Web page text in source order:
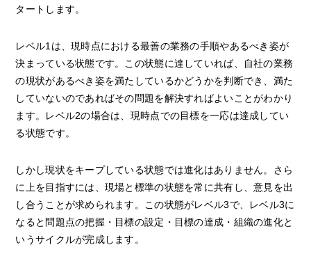
タートします。
レベル1は、現時点における最善の業務の手順やあるべき姿が
決まっている状態です。この状態に達していれば、自社の業務
の現状があるべき姿を満たしているかどうかを判断でき、満た
していないのであればその問題を解決すればよいことがわかり
ます。レベル2の場合は、現時点での目標を一応は達成してい
る状態です。
しかし現状をキープしている状態では進化はありません。さら
に上を目指すには、現場と標準の状態を常に共有し、意見を出
し合うことが求められます。この状態がレベル3で、レベル3に
なると問題点の把握・目標の設定・目標の達成・組織の進化と
いうサイクルが完成します。